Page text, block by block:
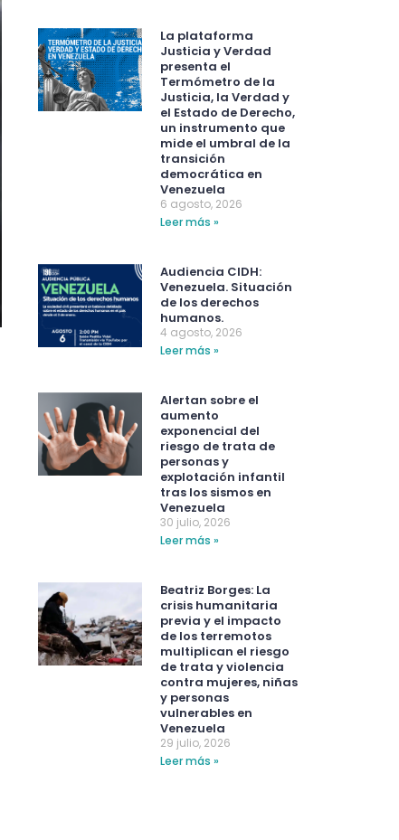
La plataforma
Justicia y Verdad
presenta el
Termómetro de la
Justicia, la Verdad y
el Estado de Derecho,
un instrumento que
mide el umbral de la
transición
democrática en
Venezuela
6 agosto, 2026
Leer más »
Audiencia CIDH:
Venezuela. Situación
de los derechos
humanos.
4 agosto, 2026
Leer más »
Alertan sobre el
aumento
exponencial del
riesgo de trata de
personas y
explotación infantil
tras los sismos en
Venezuela
30 julio, 2026
Leer más »
Beatriz Borges: La
crisis humanitaria
previa y el impacto
de los terremotos
multiplican el riesgo
de trata y violencia
contra mujeres, niñas
y personas
vulnerables en
Venezuela
29 julio, 2026
Leer más »